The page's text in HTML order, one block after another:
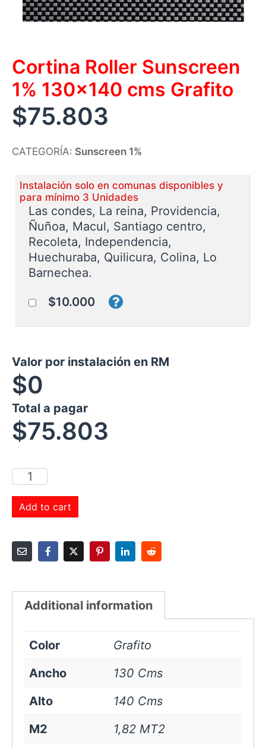
Cortina Roller Sunscreen
1% 130×140 cms Grafito
$75.803
CATEGORÍA: Sunscreen 1%
Instalación solo en comunas disponibles y
para mínimo 3 Unidades
Las condes, La reina, Providencia,
Ñuñoa, Macul, Santiago centro,
Recoleta, Independencia,
Huechuraba, Quilicura, Colina, Lo
Barnechea.
$10.000
Valor por instalación en RM
$0
Total a pagar
$75.803
Add to cart
Additional information
Color
Grafito
Ancho
130 Cms
Alto
140 Cms
M2
1,82 MT2